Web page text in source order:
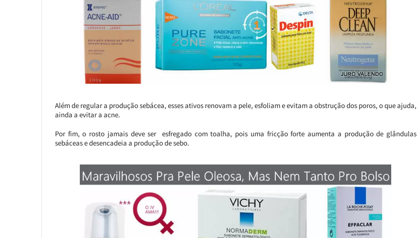
Além de regular a produção sebácea, esses ativos renovam a pele, esfoliam e evitam a obstrução dos poros, o que ajuda,
ainda a evitar a acne.
Por fim, o rosto jamais deve ser esfregado com toalha, pois uma fricção forte aumenta a produção de glândulas
sebáceas e desencadeia a produção de sebo.